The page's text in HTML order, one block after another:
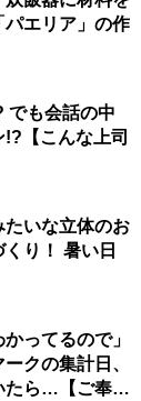
パエリア」の作
でも会話の中
【こんな上司
たいな立体のお
り！ 暑い日
ってるので」
クの集計日、
たら…【ご奉仕